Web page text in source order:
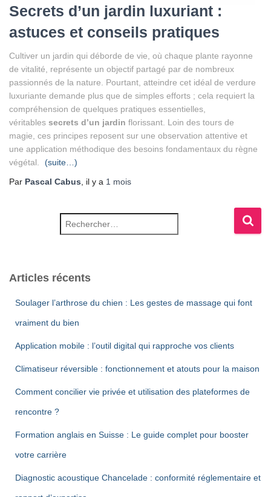
Secrets d’un jardin luxuriant :
astuces et conseils pratiques
Cultiver un jardin qui déborde de vie, où chaque plante rayonne
de vitalité, représente un objectif partagé par de nombreux
passionnés de la nature. Pourtant, atteindre cet idéal de verdure
luxuriante demande plus que de simples efforts ; cela requiert la
compréhension de quelques pratiques essentielles,
véritables secrets d’un jardin florissant. Loin des tours de
magie, ces principes reposent sur une observation attentive et
une application méthodique des besoins fondamentaux du règne
végétal.
(suite…)
Par Pascal Cabus , il y a 1 mois
Articles récents
Soulager l’arthrose du chien : Les gestes de massage qui font
vraiment du bien
Application mobile : l’outil digital qui rapproche vos clients
Climatiseur réversible : fonctionnement et atouts pour la maison
Comment concilier vie privée et utilisation des plateformes de
rencontre ?
Formation anglais en Suisse : Le guide complet pour booster
votre carrière
Diagnostic acoustique Chancelade : conformité réglementaire et